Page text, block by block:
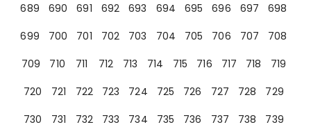
689
690 691 692 693 694 695 696 697
698
699
700 701 702 703 704 705 706 707
708
709
710 711 712 713 714 715 716 717 718
719
720
721 722 723 724 725 726 727 728
729
730
731 732 733 734 735 736 737 738
739